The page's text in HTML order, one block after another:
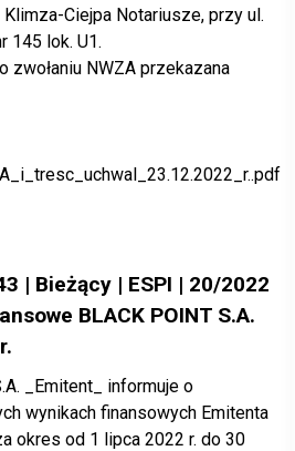
Ciejpa Notariusze, przy ul.
145 lok. U1.
zwołaniu NWZA przekazana
| Bieżący | ESPI | 20/2022
BLACK POINT S.A.
_Emitent_ informuje o
wynikach finansowych Emitenta
okres od 1 lipca 2022 r. do 30